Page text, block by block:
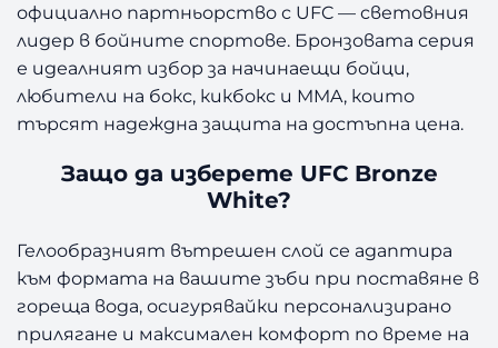
З
ъ
б
и
U
F
t
e
официално партньорство с UFC — световния
лидер в бойните спортове. Бронзовата серия
е идеалният избор за начинаещи бойци,
любители на бокс, кикбокс и MMA, които
търсят надеждна защита на достъпна цена.
Защо да изберете UFC Bronze
White?
Гелообразният вътрешен слой се адаптира
към формата на вашите зъби при поставяне в
гореща вода, осигурявайки персонализирано
прилягане и максимален комфорт по време на